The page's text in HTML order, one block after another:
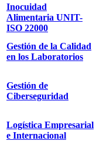
Inocuidad
Alimentaria UNIT-
ISO 22000
Gestión de la Calidad
en los Laboratorios
Gestión de
Ciberseguridad
Logística Empresarial
e Internacional